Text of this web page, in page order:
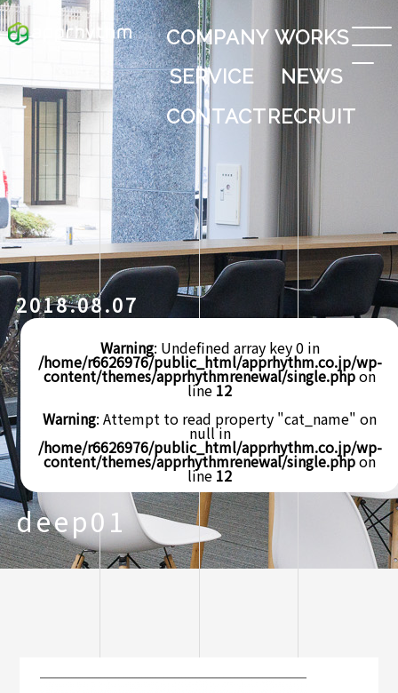
COMPANY WORKS
SERVICE
NEWS
CONTACTRECRUIT
2018.08.07
Warning: Undefined array key 0 in
/home/r6626976/public_html/apprhythm.co.jp/wp-
content/themes/apprhythmrenewal/single.phpon
line 12
Warning: Attempt to read property "cat_name" on
null in
/home/r6626976/public_html/apprhythm.co.jp/wp-
content/themes/apprhythmrenewal/single.phpon
line 12
deep01